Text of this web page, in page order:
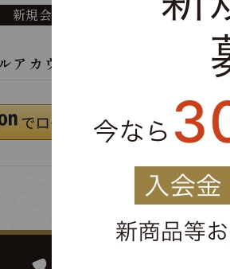
新規会員登録
アカウントでログイン